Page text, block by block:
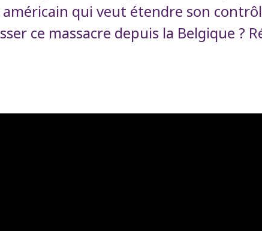
qui veut étendre son
ce massacre depuis la Belgique ?